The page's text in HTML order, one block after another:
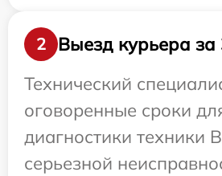
2
Выезд курьера за
Технический
оговоренные сроки
диагностики техники
серьезной